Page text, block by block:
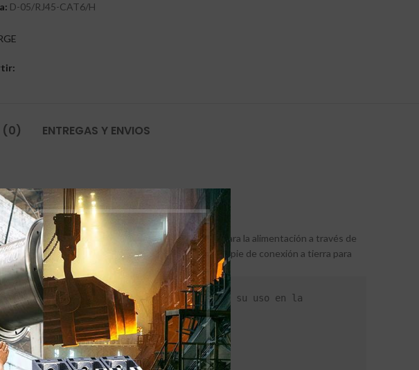
D-05/RJ45-CAT6/H
(0) ENTREGAS Y ENVIOS
token ring, FDDI/CDDI, ISDN y DS1. Adecuado para la alimentación a través de
RJ45 con cable de conexión a tierra separado y pie de conexión a tierra para
contra sobretensiones. Es adecuado para su uso en la
21:2012